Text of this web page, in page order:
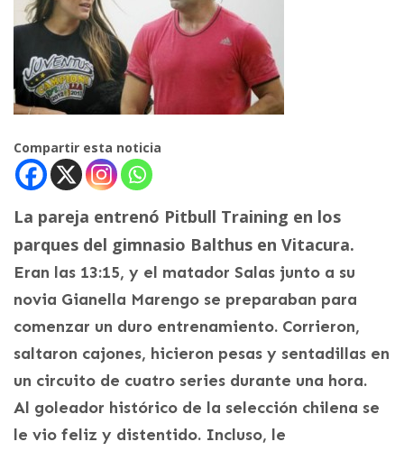
Compartir esta noticia
La pareja entrenó Pitbull Training en los
parques del gimnasio Balthus en Vitacura.
Eran las 13:15, y el matador Salas junto a su
novia Gianella Marengo se preparaban para
comenzar un duro entrenamiento. Corrieron,
saltaron cajones, hicieron pesas y sentadillas en
un circuito de cuatro series durante una hora.
Al goleador histórico de la selección chilena se
le vio feliz y distentido. Incluso, le